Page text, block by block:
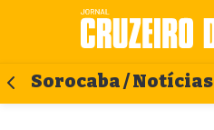
Sorocaba / Notícias